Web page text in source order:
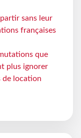
sans leur
françaises
que
plus ignorer
de location